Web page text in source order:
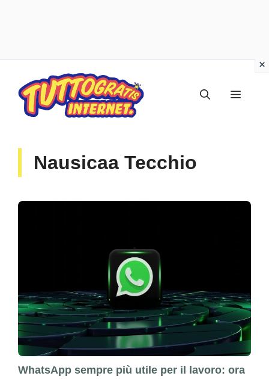
contenuto
Menu
Nausicaa Tecchio
WhatsApp sempre più utile per il lavoro: ora